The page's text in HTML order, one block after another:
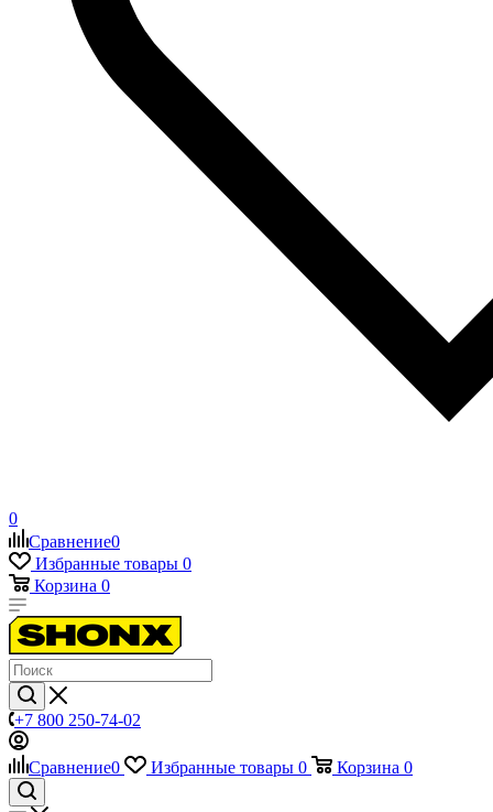
0
Сравнение0
Избранные товары 0
Корзина 0
+7 800 250-74-02
Сравнение0 Избранные товары 0 Корзина 0